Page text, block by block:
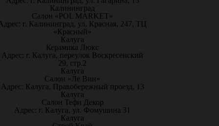
Калининград
Салон «POL MARKET»
г. Калининград, ул. Красная, 247, ТЦ
«Красный»
Калуга
Керамика Люкс
Адрес: г. Калуга, переулок Воскресенский
29, стр.2
Калуга
Салон «Ле Вин»
Адрес: Калуга, Правобережный проезд, 13
Калуга
Салон Тефи Декор
Адрес: г. Калуга, ул. Фомушина 31
Калуга